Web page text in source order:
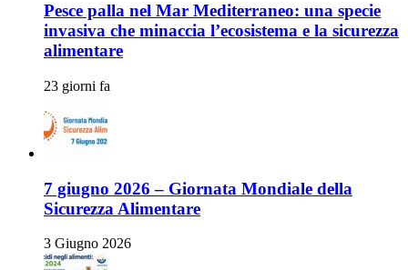
Pesce palla nel Mar Mediterraneo: una specie
invasiva che minaccia l’ecosistema e la sicurezza
alimentare
23 giorni fa
7 giugno 2026 – Giornata Mondiale della
Sicurezza Alimentare
3 Giugno 2026